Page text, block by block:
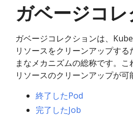
ガベージコ
ガベージコレクションは、
リソースをクリーンアップす
まなメカニズムの総称です。
リソースのクリーンアップが可
終了したPod
完了したJob